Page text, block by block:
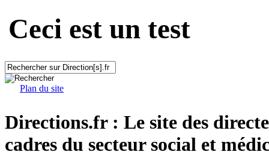
Ceci est un test
Plan du site
Directions.fr : Le site des
cadres du secteur social et